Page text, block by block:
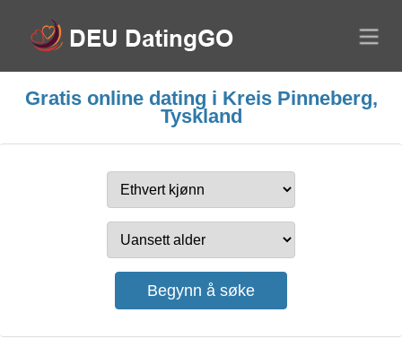
Gratis online dating i Kreis Pinneberg,
Tyskland